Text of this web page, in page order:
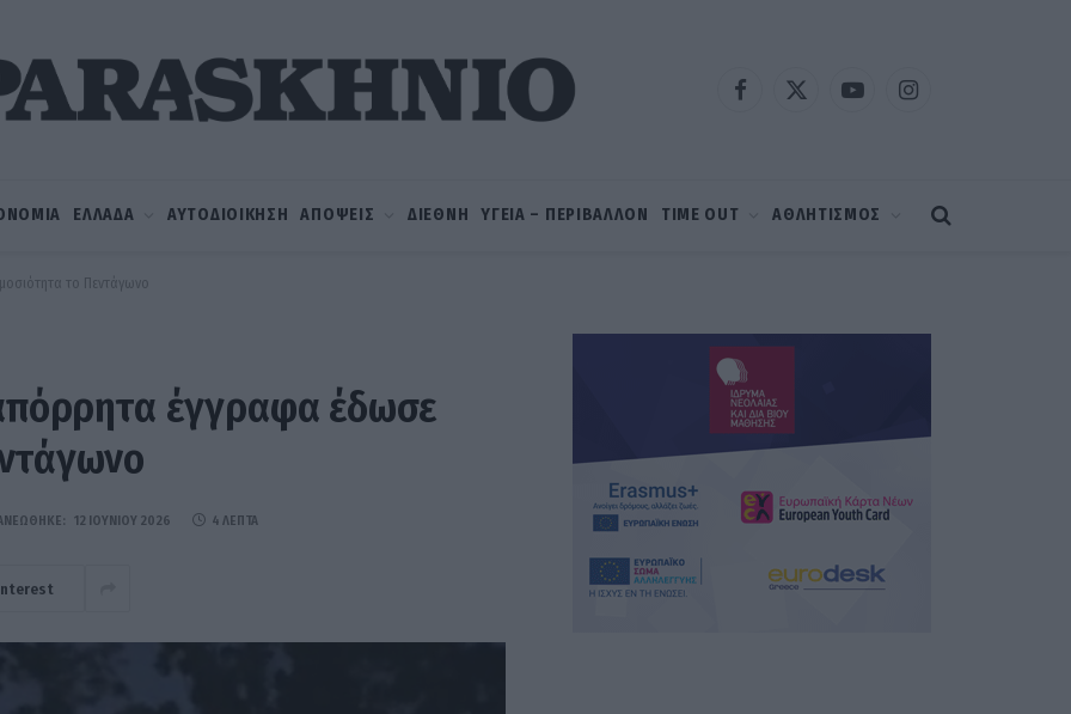
Facebook
X
YouTubeInstagram
ΕΛΛΑΔΑ ΑΥΤΟΔΙΟΙΚΗΣΗ ΑΠΟΨΕΙΣ ΔΙΕΘΝΗ ΥΓΕΙΑ – ΠΕΡΙΒΑΛΛΟΝ TIME OUT ΑΘΛΗΤΙΣΜΟΣ
το Πεντάγωνο
έγγραφα έδωσε
12 ΙΟΥΝΊΟΥ 2026 4 ΛΕΠΤΆ